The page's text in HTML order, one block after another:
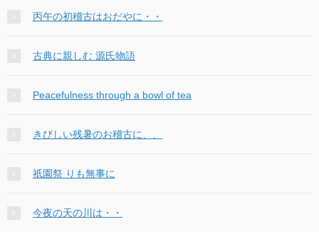
丙午の初稽古はおだやに・・
古典に親しむ 源氏物語
Peacefulness through a bowl of tea
きびしい残暑のお稽古に、、
祇園祭 りも無事に
今夜の天の川は・・